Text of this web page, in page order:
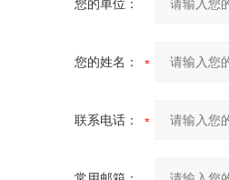
您的单位：
您的姓名：
联系电话：